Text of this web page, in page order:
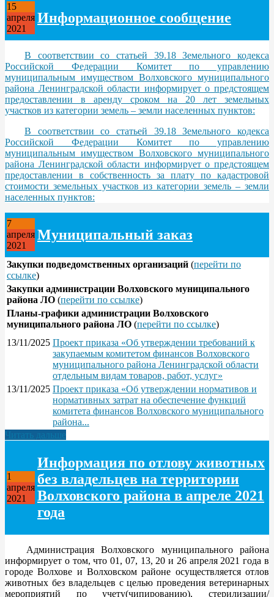
15
апреля
2021
Информационное сообщение
В соответствии со статьей 39.18 Земельного кодекса
Российской Федерации Комитет по управлению
муниципальным имуществом Волховского муниципального
района Ленинградской области информирует о предстоящем
предоставлении в аренду сроком на 20 лет земельных
участков из категории земель – земли населенных пунктов:
В соответствии со статьей 39.18 Земельного кодекса
Российской Федерации Комитет по управлению
муниципальным имуществом Волховского муниципального
района Ленинградской области информирует о предстоящем
предоставлении в собственность за плату по кадастровой
стоимости земельных участков из категории земель – земли
населенных пунктов:
7
апреля
2021
Муниципальный заказ
Закупки подведомственных организаций (перейти по
ссылке)
Закупки администрации Волховского муниципального
района ЛО (перейти по ссылке)
Планы-графики администрации Волховского
муниципального района ЛО (перейти по ссылке)
13/11/2025 Проект приказа «Об утверждении требований к
закупаемым комитетом финансов Волховского
муниципального района Ленинградской области
отдельным видам товаров, работ, услуг»
13/11/2025 Проект приказа «Об утверждении нормативов и
нормативных затрат на обеспечение функций
комитета финансов Волховского муниципального
района...
Читать дальше
1
апреля
2021
Информация по отлову животных
без владельцев на территории
Волховского района в апреле 2021
года
Администрация Волховского муниципального района
информирует о том, что 01, 07, 13, 20 и 26 апреля 2021 года в
городе Волхове и Волховском районе осуществляется отлов
животных без владельцев с целью проведения ветеринарных
мероприятий по учету(чипированию), стерилизации/